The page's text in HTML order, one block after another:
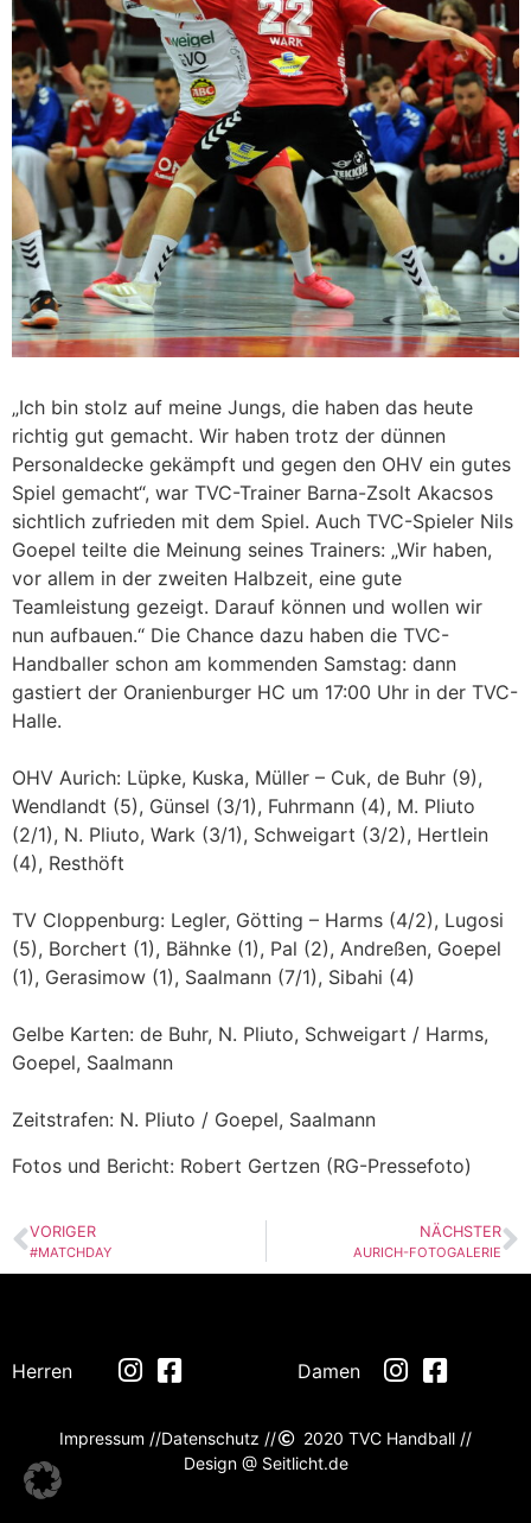
„Ich bin stolz auf meine Jungs, die haben das heute
richtig gut gemacht. Wir haben trotz der dünnen
Personaldecke gekämpft und gegen den OHV ein gutes
Spiel gemacht“, war TVC-Trainer Barna-Zsolt Akacsos
sichtlich zufrieden mit dem Spiel. Auch TVC-Spieler Nils
Goepel teilte die Meinung seines Trainers: „Wir haben,
vor allem in der zweiten Halbzeit, eine gute
Teamleistung gezeigt. Darauf können und wollen wir
nun aufbauen.“ Die Chance dazu haben die TVC-
Handballer schon am kommenden Samstag: dann
gastiert der Oranienburger HC um 17:00 Uhr in der TVC-
Halle.
OHV Aurich: Lüpke, Kuska, Müller – Cuk, de Buhr (9),
Wendlandt (5), Günsel (3/1), Fuhrmann (4), M. Pliuto
(2/1), N. Pliuto, Wark (3/1), Schweigart (3/2), Hertlein
(4), Resthöft
TV Cloppenburg: Legler, Götting – Harms (4/2), Lugosi
(5), Borchert (1), Bähnke (1), Pal (2), Andreßen, Goepel
(1), Gerasimow (1), Saalmann (7/1), Sibahi (4)
Gelbe Karten: de Buhr, N. Pliuto, Schweigart / Harms,
Goepel, Saalmann
Zeitstrafen: N. Pliuto / Goepel, Saalmann
Fotos und Bericht: Robert Gertzen (RG-Pressefoto)
VORIGER
#MATCHDAY
NÄCHSTER
AURICH-FOTOGALERIE
Herren Damen
Impressum //Datenschutz //
2020 TVC Handball //
Design @ Seitlicht.de